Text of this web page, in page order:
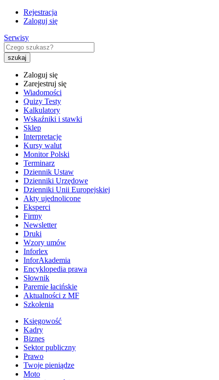
Rejestracja
Zaloguj się
Serwisy
Zaloguj się
Zarejestruj się
Wiadomości
Quizy Testy
Kalkulatory
Wskaźniki i stawki
Sklep
Interpretacje
Kursy walut
Monitor Polski
Terminarz
Dziennik Ustaw
Dzienniki Urzędowe
Dzienniki Unii Europejskiej
Akty ujednolicone
Eksperci
Firmy
Newsletter
Druki
Wzory umów
Inforlex
InforAkademia
Encyklopedia prawa
Słownik
Paremie łacińskie
Aktualności z MF
Szkolenia
Księgowość
Kadry
Biznes
Sektor publiczny
Prawo
Twoje pieniądze
Moto